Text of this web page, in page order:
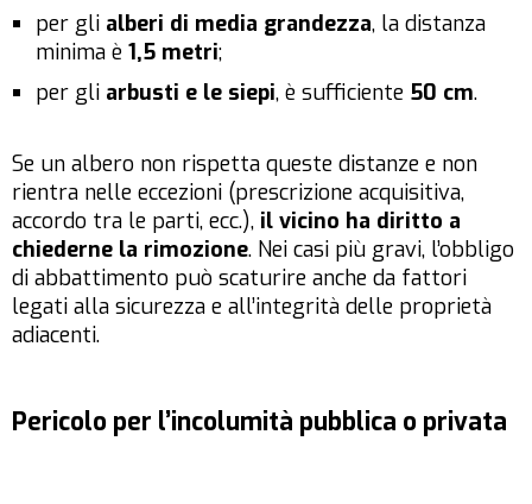
per gli alberi di media grandezza, la distanza
minima è 1,5 metri;
per gli arbusti e le siepi, è sufficiente 50 cm.
Se un albero non rispetta queste distanze e non
rientra nelle eccezioni (prescrizione acquisitiva,
accordo tra le parti, ecc.), il vicino ha diritto a
chiederne la rimozione. Nei casi più gravi, l’obbligo
di abbattimento può scaturire anche da fattori
legati alla sicurezza e all’integrità delle proprietà
adiacenti.
Pericolo per l’incolumità pubblica o privata